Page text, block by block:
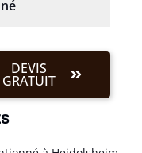
DEVIS
GRATUIT